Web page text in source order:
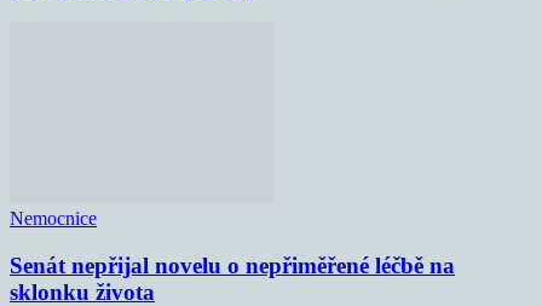
Nemocnice
Senát nepřijal novelu o nepřiměřené léčbě na
sklonku života